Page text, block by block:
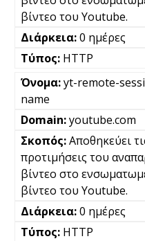
βίντεο του Youtube.
0 ημέρες
HTTP
yt-remote-
name
youtube.com
Αποθηκεύει
προτιμήσεις του
βίντεο στο
βίντεο του Youtube.
0 ημέρες
HTTP